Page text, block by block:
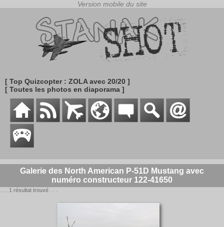
[ Top Quizcopter : ZOLA avec 20/20 ]
[ Toutes les photos en diaporama ]
Galerie des North American P-51D Mustang avec
numéro constructeur 122-41650
. . . 1 résultat trouvé . . .